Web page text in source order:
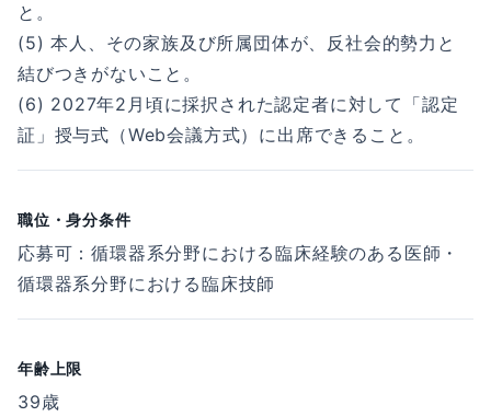
と。
(5) 本人、その家族及び所属団体が、反社会的勢力と
結びつきがないこと。
(6) 2027年2月頃に採択された認定者に対して「認定
証」授与式（Web会議方式）に出席できること。
職位・身分条件
応募可：循環器系分野における臨床経験のある医師・
循環器系分野における臨床技師
年齢上限
39歳